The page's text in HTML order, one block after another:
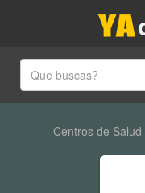
Centros de Salud